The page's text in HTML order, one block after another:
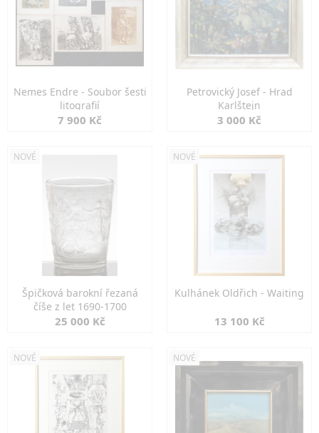
Nemes Endre - Soubor šesti
litografií
7 900 Kč
Petrovický Josef - Hrad
Karlštejn
3 000 Kč
NOVÉ
Špičková barokní řezaná
číše z let 1690-1700
25 000 Kč
NOVÉ
Kulhánek Oldřich - Waiting
13 100 Kč
NOVÉ NOVÉ